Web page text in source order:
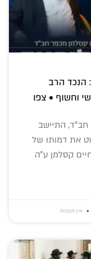
הנכד הרב
וחשוף • צפו
התיישב
את דמותו של
קסלמן ע"ה
אין תגובות